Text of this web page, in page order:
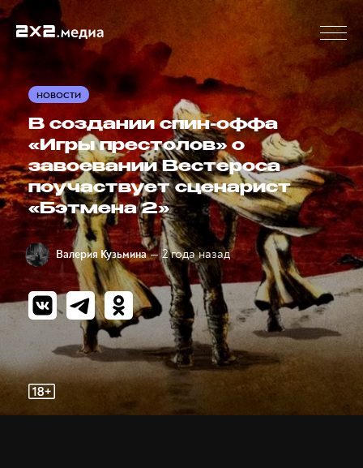
НОВОСТИ
В создании спин-оффа
«Игры престолов» о
завоевании Вестероса
поучаствует сценарист
«Бэтмена 2»
Валерия Кузьмина — 2 года назад